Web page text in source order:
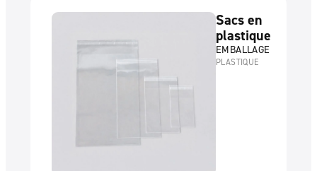
Sacs en
plastique
EMBALLAGE
PLASTIQUE